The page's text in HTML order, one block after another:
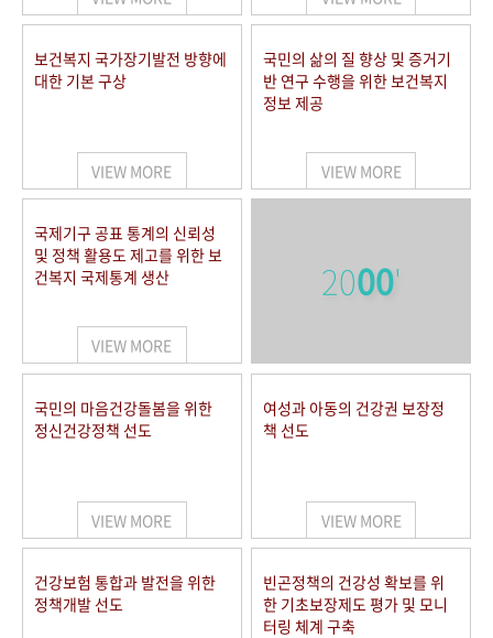
보건복지 국가장기발전 방향에
대한 기본 구상
VIEW MORE
국민의 삶의 질 향상 및 증거기
반 연구 수행을 위한 보건복지
정보 제공
VIEW MORE
국제기구 공표 통계의 신뢰성
및 정책 활용도 제고를 위한 보
건복지 국제통계 생산
VIEW MORE
2000'
국민의 마음건강돌봄을 위한
정신건강정책 선도
VIEW MORE
여성과 아동의 건강권 보장정
책 선도
VIEW MORE
건강보험 통합과 발전을 위한
정책개발 선도
빈곤정책의 건강성 확보를 위
한 기초보장제도 평가 및 모니
터링 체계 구축